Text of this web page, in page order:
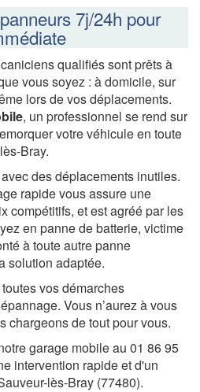
7j/24h pour
qualifiés sont prêts à
vous soyez : à domicile, sur
lors de vos déplacements.
, un professionnel se rend sur
votre véhicule en toute
Bray.
des déplacements inutiles.
rapide vous assure une
compétitifs, et est agréé par les
en panne de batterie, victime
à toute autre panne
solution adaptée.
vos démarches
Vous n’aurez à vous
chargeons de tout pour vous.
garage mobile au 01 86 95
intervention rapide et d'un
lès-Bray (77480).